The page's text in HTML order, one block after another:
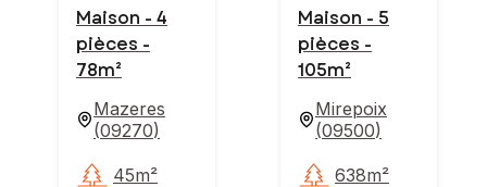
Maison - 4
pièces -
78m²
Mazeres
(09270)
45m²
Maison - 5
pièces -
105m²
Mirepoix
(09500)
638m²